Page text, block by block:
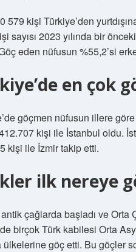
579 kişi Türkiye’den
sayısı 2023 yılında bir
eden nüfusun %55,2’si
en çok
göçmen nüfusun illere göre
kişi ile İstanbul oldu.
kişi ile İzmir takip etti.
ilk nereye
çağlarda başladı ve Orta
birçok Türk kabilesi Orta
ülkelerine göç etti. Bu göçler